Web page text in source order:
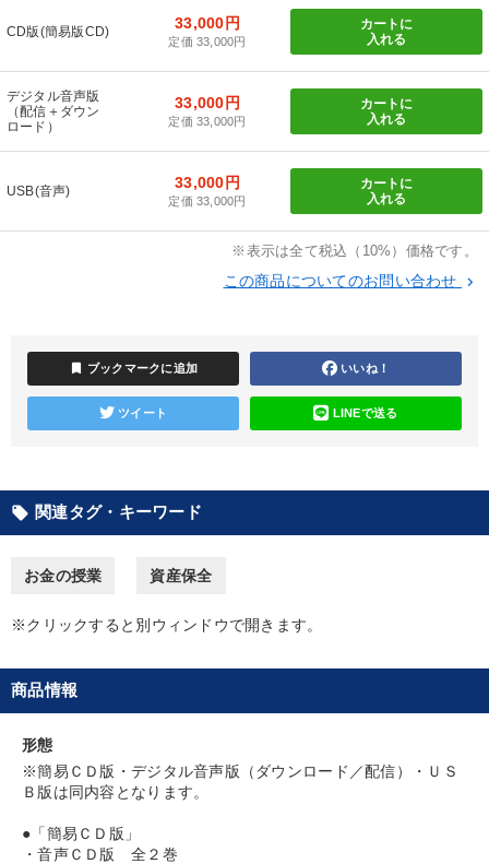
会社のパフォーマンスを高める講話
組織と人を動かすマネジメント力を磨く 数字・税務・決算書
「儲けの本質」を突く 148回夏季大会
【最新刊】時代を超える経営150の言葉＋社長のスピーチ・話材
井上和弘の財務力UP
業績を伸ばしたい 後継者に聞かせたい
井上和弘
※「更新」を押すと「カテゴリー」「目的別」「キーワード」を更新いただけます。
CD版(簡易版CD) 33,000円
定価 33,000円
カートに
入れる
デジタル音声版
（配信＋ダウン
ロード）
33,000円
定価 33,000円
カートに
入れる
USB(音声) 33,000円
定価 33,000円
カートに
入れる
※表示は全て税込（10%）価格です。
この商品についてのお問い合わせ keyboard_arrow_right
bookmark ブックマークに追加 いいね！
ツイート LINEで送る
local_offer 関連タグ・キーワード
お金の授業 資産保全
※クリックすると別ウィンドウで開きます。
商品情報
形態
※簡易ＣＤ版・デジタル音声版（ダウンロード／配信）・ＵＳ
Ｂ版は同内容となります。
●「簡易ＣＤ版」
・音声ＣＤ版 全２巻